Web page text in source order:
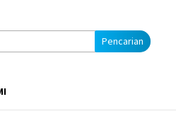
Pencarian